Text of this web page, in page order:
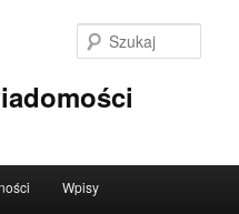
Wpisy